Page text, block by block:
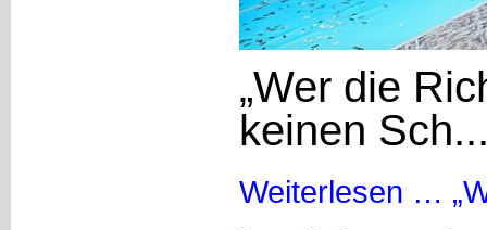
„Wer die
keinen
Weiterlesen …